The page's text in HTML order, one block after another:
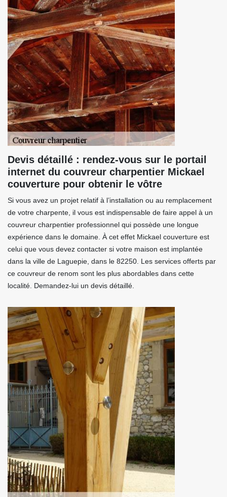
Devis détaillé : rendez-vous sur le portail
internet du couvreur charpentier Mickael
couverture pour obtenir le vôtre
Si vous avez un projet relatif à l’installation ou au remplacement
de votre charpente, il vous est indispensable de faire appel à un
couvreur charpentier professionnel qui possède une longue
expérience dans le domaine. À cet effet Mickael couverture est
celui que vous devez contacter si votre maison est implantée
dans la ville de Laguepie, dans le 82250. Les services offerts par
ce couvreur de renom sont les plus abordables dans cette
localité. Demandez-lui un devis détaillé.